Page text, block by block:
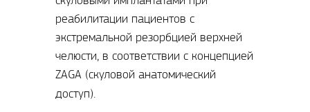
реабилитации пациентов с
экстремальной резорбцией верхней
челюсти, в соответствии с концепцией
ZAGA (скуловой анатомический
доступ).